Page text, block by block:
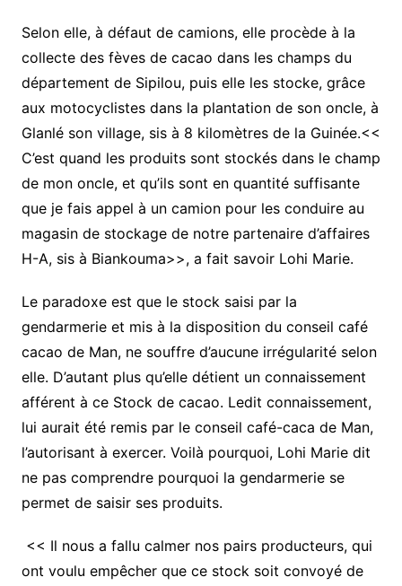
Selon elle, à défaut de camions, elle procède à la
collecte des fèves de cacao dans les champs du
département de Sipilou, puis elle les stocke, grâce
aux motocyclistes dans la plantation de son oncle, à
Glanlé son village, sis à 8 kilomètres de la Guinée.<<
C’est quand les produits sont stockés dans le champ
de mon oncle, et qu’ils sont en quantité suffisante
que je fais appel à un camion pour les conduire au
magasin de stockage de notre partenaire d’affaires
H-A, sis à Biankouma>>, a fait savoir Lohi Marie.
Le paradoxe est que le stock saisi par la
gendarmerie et mis à la disposition du conseil café
cacao de Man, ne souffre d’aucune irrégularité selon
elle. D’autant plus qu’elle détient un connaissement
afférent à ce Stock de cacao. Ledit connaissement,
lui aurait été remis par le conseil café-caca de Man,
l’autorisant à exercer. Voilà pourquoi, Lohi Marie dit
ne pas comprendre pourquoi la gendarmerie se
permet de saisir ses produits.
<< Il nous a fallu calmer nos pairs producteurs, qui
ont voulu empêcher que ce stock soit convoyé de